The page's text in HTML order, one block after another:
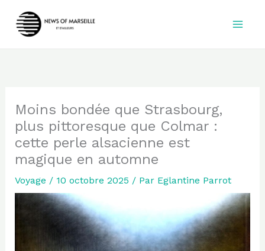
Moins bondée que Strasbourg,
plus pittoresque que Colmar :
cette perle alsacienne est
magique en automne
Voyage / 10 octobre 2025 / Par Eglantine Parrot